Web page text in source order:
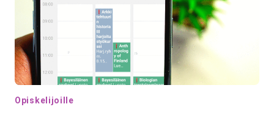
Opiskelijoille